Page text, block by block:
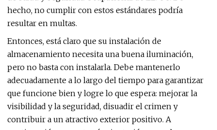
hecho, no cumplir con estos estándares podría
resultar en multas.
Entonces, está claro que su instalación de
almacenamiento necesita una buena iluminación,
pero no basta con instalarla. Debe mantenerlo
adecuadamente a lo largo del tiempo para garantizar
que funcione bien y logre lo que espera: mejorar la
visibilidad y la seguridad, disuadir el crimen y
contribuir a un atractivo exterior positivo. A